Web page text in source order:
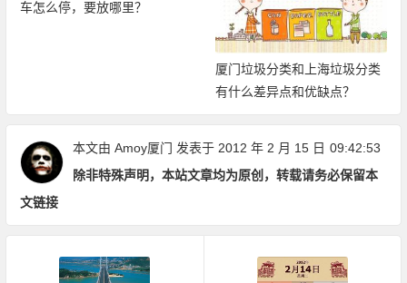
车怎么停，要放哪里？
厦门垃圾分类和上海垃圾分类
有什么差异点和优缺点？
本文由 Amoy厦门 发表于 2012 年 2 月 15 日 09:42:53
除非特殊声明，本站文章均为原创，转载请务必保留本
文链接